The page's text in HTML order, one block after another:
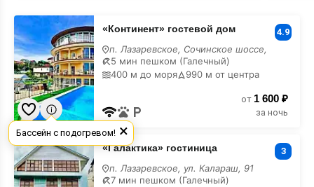
«Континент»
гостевой
дом
в
горах
«Континент» гостевой дом 4.9
п. Лазаревское, Сочинское шоссе,
5 мин пешком (Галечный)
400 м до моря
990 м от центра
от 1 600 ₽
за ночь
«Галактика»
гостиница
в
горах
«Галактика» гостиница 3
п. Лазаревское, ул. Калараш, 91
7 мин пешком (Галечный)
×
Бассейн с подогревом!